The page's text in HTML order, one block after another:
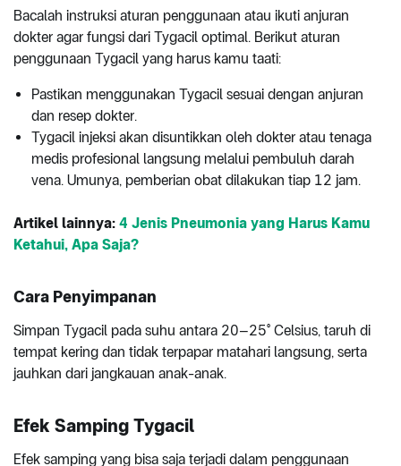
Bacalah instruksi aturan penggunaan atau ikuti anjuran
dokter agar fungsi dari Tygacil optimal. Berikut aturan
penggunaan Tygacil yang harus kamu taati:
Pastikan menggunakan Tygacil sesuai dengan anjuran
dan resep dokter.
Tygacil injeksi akan disuntikkan oleh dokter atau tenaga
medis profesional langsung melalui pembuluh darah
vena. Umunya, pemberian obat dilakukan tiap 12 jam.
Artikel lainnya: 4 Jenis Pneumonia yang Harus Kamu
Ketahui, Apa Saja?
Cara Penyimpanan
Simpan Tygacil pada suhu antara 20–25° Celsius, taruh di
tempat kering dan tidak terpapar matahari langsung, serta
jauhkan dari jangkauan anak-anak.
Efek Samping Tygacil
Efek samping yang bisa saja terjadi dalam penggunaan